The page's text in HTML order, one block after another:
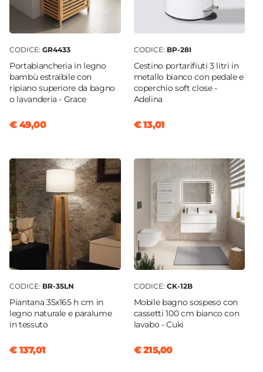
CODICE: GR4433
Portabiancheria in legno
bambù estraibile con
ripiano superiore da bagno
o lavanderia - Grace
€ 49,00
CODICE: BP-28I
Cestino portarifiuti 3 litri in
metallo bianco con pedale e
coperchio soft close -
Adelina
€ 13,01
CODICE: BR-35LN
Piantana 35x165 h cm in
legno naturale e paralume
in tessuto
€ 137,01
CODICE: CK-12B
Mobile bagno sospeso con
cassetti 100 cm bianco con
lavabo - Cuki
€ 215,00